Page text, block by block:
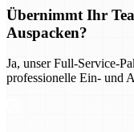
Übernimmt Ihr
Auspacken?
Ja, unser Full-Service-
professionelle Ein- und